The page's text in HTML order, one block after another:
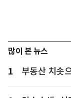
많이 본 뉴스
1 부동산 치솟